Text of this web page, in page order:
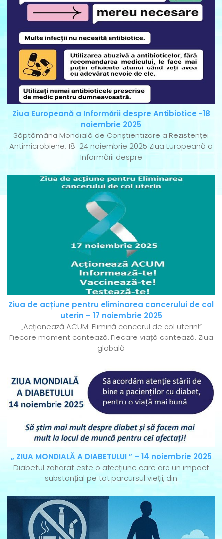
Ziua Europeană a Informării despre Antibiotice -18
noiembrie 2025
Săptămâna Mondială de Conștientizare a Rezistenței
Antimicrobiene, 18-24 noiembrie 2025 Ziua Europeană a
Informării despre
Ziua de acțiune pentru eliminarea cancerului de col
uterin – 17 noiembrie 2025
„Acționează ACUM: Elimină cancerul de col uterin!”
Fiecare moment contează. Fiecare viață contează. Ziua
globală
„ ZIUA MONDIALĂ A DIABETULUI ” – 14 noiembrie 2025
Diabetul zaharat este o afecțiune care are un impact
substanțial pe tot parcursul vieții, din